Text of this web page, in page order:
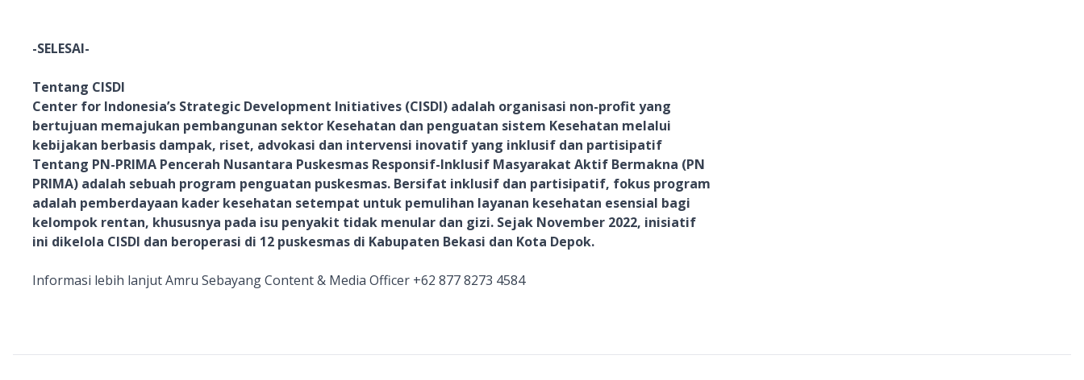
-SELESAI-
Tentang CISDI
Center for Indonesia’s Strategic Development Initiatives (CISDI) adalah organisasi non-profit yang
bertujuan memajukan pembangunan sektor Kesehatan dan penguatan sistem Kesehatan melalui
kebijakan berbasis dampak, riset, advokasi dan intervensi inovatif yang inklusif dan partisipatif
Tentang PN-PRIMA Pencerah Nusantara Puskesmas Responsif-Inklusif Masyarakat Aktif Bermakna (PN
PRIMA) adalah sebuah program penguatan puskesmas. Bersifat inklusif dan partisipatif, fokus program
adalah pemberdayaan kader kesehatan setempat untuk pemulihan layanan kesehatan esensial bagi
kelompok rentan, khususnya pada isu penyakit tidak menular dan gizi. Sejak November 2022, inisiatif
ini dikelola CISDI dan beroperasi di 12 puskesmas di Kabupaten Bekasi dan Kota Depok.
Informasi lebih lanjut Amru Sebayang Content & Media Officer +62 877 8273 4584